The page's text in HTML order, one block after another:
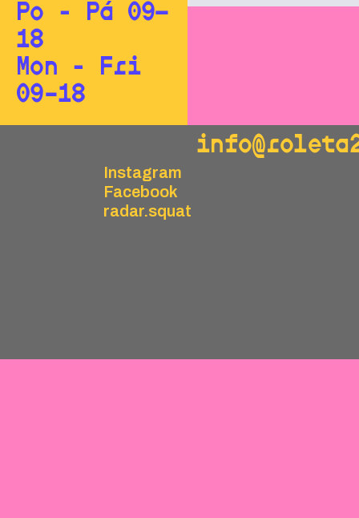
Po - Pá 09—
18
Mon - Fri
09–18
Instagram
Facebook
radar.squat